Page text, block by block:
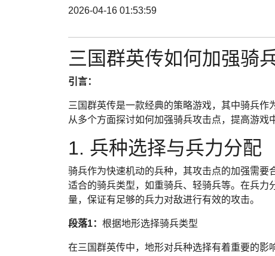
2026-04-16 01:53:59
三国群英传如何加强骑
引言：
三国群英传是一款经典的策略游戏，其中骑兵
从多个方面探讨如何加强骑兵攻击点，提高游戏
1. 兵种选择与兵力分配
骑兵作为快速机动的兵种，其攻击点的加强需
适合的骑兵类型，如重骑兵、轻骑兵等。在兵
量，保证有足够的兵力对敌进行有效的攻击。
段落1： 根据地形选择骑兵类型
在三国群英传中，地形对兵种选择有着重要的